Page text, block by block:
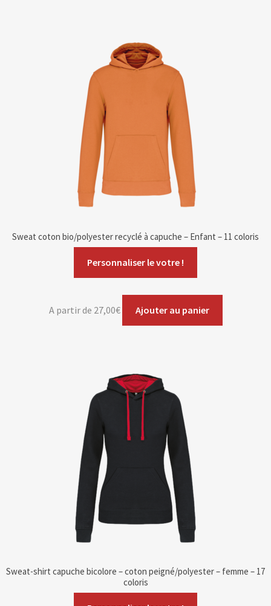
Sweat coton bio/polyester recyclé à capuche – Enfant – 11 coloris
Personnaliser le votre !
A partir de 27,00€ Ajouter au panier
Sweat-shirt capuche bicolore – coton peigné/polyester – femme – 17
coloris